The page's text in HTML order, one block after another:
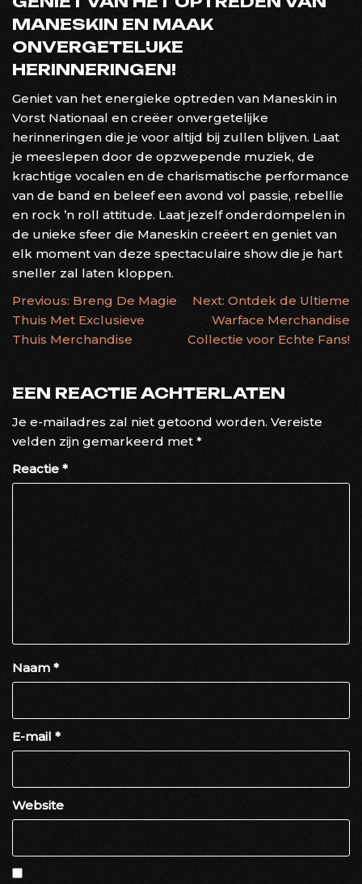
MANESKIN EN MAAK
ONVERGETELIJKE
HERINNERINGEN!
Geniet van het energieke optreden van Maneskin in
Vorst Nationaal en creëer onvergetelijke
herinneringen die je voor altijd bij zullen blijven. Laat
je meeslepen door de opzwepende muziek, de
krachtige vocalen en de charismatische performance
van de band en beleef een avond vol passie, rebellie
en rock ’n roll attitude. Laat jezelf onderdompelen in
de unieke sfeer die Maneskin creëert en geniet van
elk moment van deze spectaculaire show die je hart
sneller zal laten kloppen.
BERICHTNAVIGATIE
Previous: Breng De Magie
Thuis Met Exclusieve
Thuis Merchandise
Next: Ontdek de Ultieme
Warface Merchandise
Collectie voor Echte Fans!
EEN REACTIE ACHTERLATEN
Je e-mailadres zal niet getoond worden. Vereiste
velden zijn gemarkeerd met *
Reactie *
Naam *
E-mail *
Website